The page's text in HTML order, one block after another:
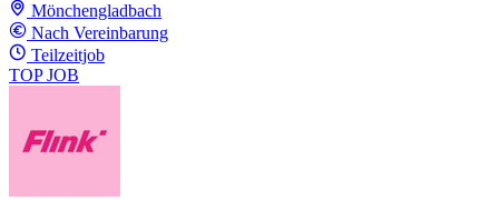
Mönchengladbach
Nach Vereinbarung
Teilzeitjob
TOP JOB